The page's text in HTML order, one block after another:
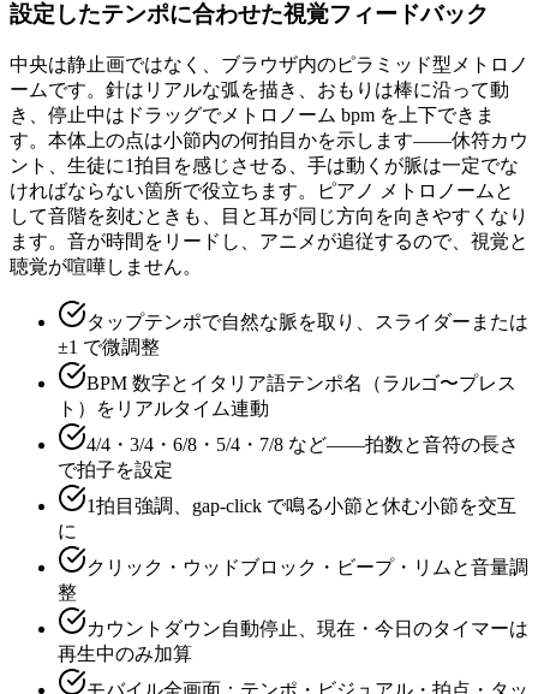
設定したテンポに合わせた視覚フィードバック
中央は静止画ではなく、ブラウザ内のピラミッド型メトロノ
ームです。針はリアルな弧を描き、おもりは棒に沿って動
き、停止中はドラッグでメトロノーム bpm を上下できま
す。本体上の点は小節内の何拍目かを示します——休符カウ
ント、生徒に1拍目を感じさせる、手は動くが脈は一定でな
ければならない箇所で役立ちます。ピアノ メトロノームと
して音階を刻むときも、目と耳が同じ方向を向きやすくなり
ます。音が時間をリードし、アニメが追従するので、視覚と
聴覚が喧嘩しません。
タップテンポで自然な脈を取り、スライダーまたは
±1 で微調整
BPM 数字とイタリア語テンポ名（ラルゴ〜プレス
ト）をリアルタイム連動
4/4・3/4・6/8・5/4・7/8 など——拍数と音符の長さ
で拍子を設定
1拍目強調、gap-click で鳴る小節と休む小節を交互
に
クリック・ウッドブロック・ビープ・リムと音量調
整
カウントダウン自動停止、現在・今日のタイマーは
再生中のみ加算
モバイル全画面：テンポ・ビジュアル・拍点・タッ